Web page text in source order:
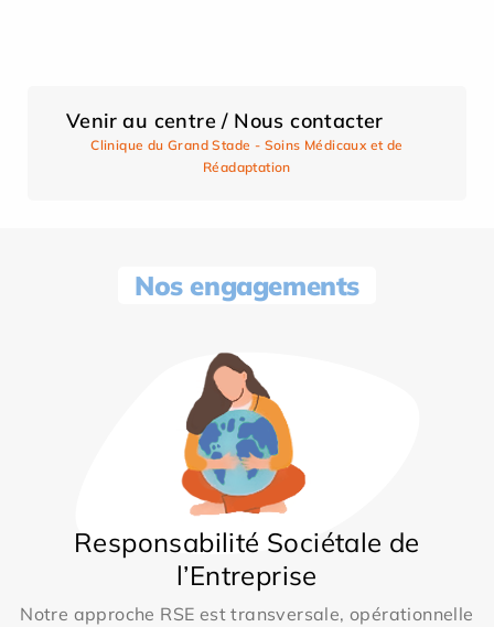
Venir au centre / Nous contacter
Clinique du Grand Stade - Soins Médicaux et de
Réadaptation
Nos engagements
Responsabilité Sociétale de
l’Entreprise
Notre approche RSE est transversale, opérationnelle